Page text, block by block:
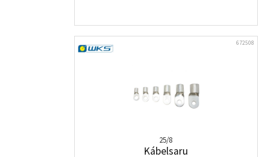
672508
25/8
Kábelsaru